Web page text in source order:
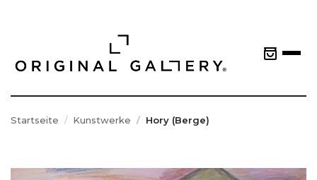
Startseite Kunstwerke Hory (Berge)